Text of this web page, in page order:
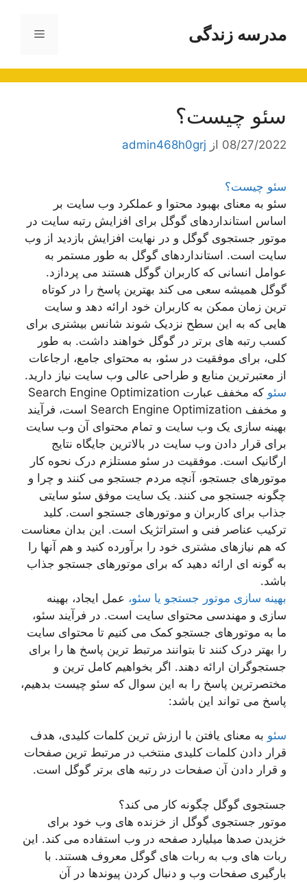
محتوامدرسه زندگی فهرست
سئو چیست؟
08/27/2022 از admin468h0grj
سئو چیست؟
سئو به معنای بهبود محتوا و عملکرد وب سایت بر
اساس استانداردهای گوگل برای افزایش رتبه سایت در
موتور جستجوی گوگل و در نهایت افزایش بازدید از وب
سایت است. استانداردهای گوگل به طور مستمر به
عوامل انسانی که کاربران گوگل هستند می پردازد.
گوگل همیشه سعی می کند بهترین پاسخ را در کوتاه
ترین زمان ممکن به کاربران خود ارائه دهد و سایت
هایی که به این سطح نزدیک شوند شانس بیشتری برای
کسب رتبه های برتر در گوگل خواهند داشت. به طور
کلی، برای موفقیت در سئو، به محتوای جامع، ارجاعات
از معتبرترین منابع و طراحی عالی وب سایت نیاز دارید.
سئو
که مخفف عبارت Search Engine Optimization
و مخفف Search Engine Optimization است، فرآیند
بهینه سازی یک وب سایت و تمام محتوای آن وب سایت
برای قرار دادن وب سایت در بالاترین جایگاه نتایج
ارگانیک است. موفقیت در سئو مستلزم درک نحوه کار
موتورهای جستجو، آنچه مردم جستجو می کنند و چرا و
چگونه جستجو می کنند. یک سایت موفق سئو سایتی
جذاب برای کاربران و موتورهای جستجو است. کلید
ترکیب عناصر فنی و استراتژیک است. این بدان معناست
که هم نیازهای مشتری خود را برآورده کنید و هم آنها را
به گونه ای ارائه دهید که برای موتورهای جستجو جذاب
باشد.
بهینه سازی موتور جستجو یا سئو، عمل ایجاد، بهینه
سازی و مهندسی محتوای سایت است. در فرآیند سئو،
ما به موتورهای جستجو کمک می کنیم تا محتوای سایت
را بهتر درک کنند تا بتوانند مرتبط ترین پاسخ ها را برای
جستجوگران ارائه دهند. اگر بخواهیم کامل ترین و
مختصرترین پاسخ را به این سوال که سئو چیست بدهیم،
پاسخ می تواند این باشد:
سئو به معنای یافتن با ارزش ترین کلمات کلیدی، هدف
قرار دادن کلمات کلیدی منتخب در مرتبط ترین صفحات
و قرار دادن آن صفحات در رتبه های برتر گوگل است.
جستجوی گوگل چگونه کار می کند؟
موتور جستجوی گوگل از خزنده های وب خود برای
خزیدن صدها میلیارد صفحه در وب استفاده می کند. این
ربات های وب به ربات های گوگل معروف هستند. با
بارگیری صفحات وب و دنبال کردن پیوندها در آن